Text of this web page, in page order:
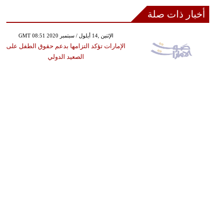
أخبار ذات صلة
GMT 08:51 2020 الإثنين ,14 أيلول / سبتمبر
الإمارات تؤكد التزامها بدعم حقوق الطفل على
الصعيد الدولي